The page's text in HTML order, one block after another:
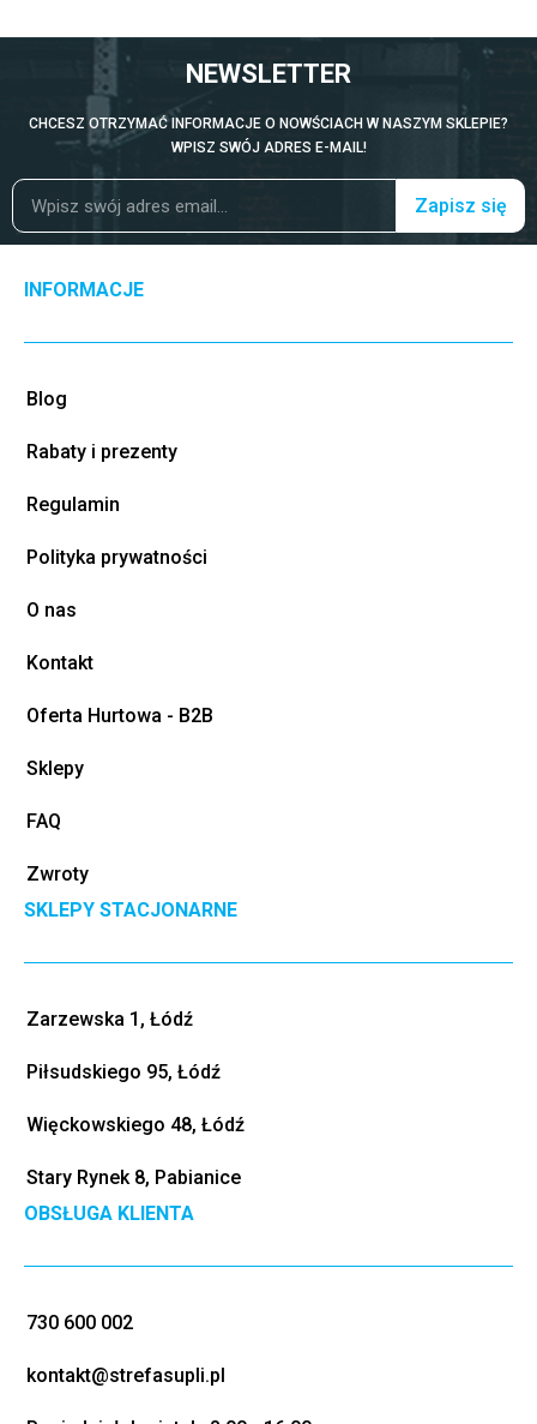
NEWSLETTER
CHCESZ OTRZYMAĆ INFORMACJE O NOWŚCIACH W NASZYM SKLEPIE?
WPISZ SWÓJ ADRES E-MAIL!
Zapisz się
INFORMACJE
Blog
Rabaty i prezenty
Regulamin
Polityka prywatności
O nas
Kontakt
Oferta Hurtowa - B2B
Sklepy
FAQ
Zwroty
SKLEPY STACJONARNE
Zarzewska 1, Łódź
Piłsudskiego 95, Łódź
Więckowskiego 48, Łódź
Stary Rynek 8, Pabianice
OBSŁUGA KLIENTA
730 600 002
kontakt@strefasupli.pl